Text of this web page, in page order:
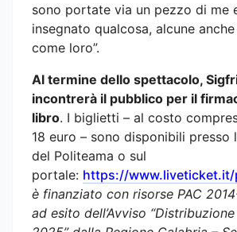
sono portate via un pezzo di me
insegnato qualcosa, alcune
come loro”.
Al termine dello spettacolo,
incontrerà il pubblico per il
libro. I biglietti – al costo
18 euro – sono disponibili presso
del Politeama o sul
portale: https://www.liveticket.it/
è finanziato con risorse PAC
ad esito dell’Avviso